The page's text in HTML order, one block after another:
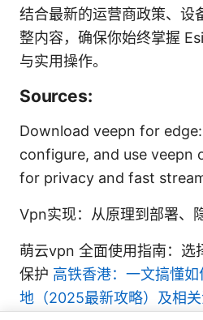
结合最新的运营商政策、设
整内容，确保你始终掌握
与实用操作。
Sources:
Download veepn for
configure, and use veepn
for privacy and fast
Vpn实现：从原理到部署、
萌云vpn 全面使用指南：选
保护 高铁香港：一文搞懂
地（2025最新攻略）及相